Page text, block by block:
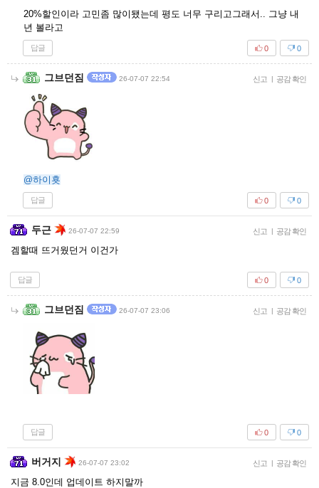
20%할인이라 고민좀 많이됐는데 평도 너무 구리고그래서.. 그냥 내
년 볼라고
답글 0
0
그브던짐 26-07-07 22:54 신고 | 공감 확인
@하이횻
답글 0
0
두근 26-07-07 22:59 신고 | 공감 확인
겜할때 뜨거웠던거 이건가
답글 0
0
그브던짐 26-07-07 23:06 신고 | 공감 확인
답글 0
0
버거지 26-07-07 23:02 신고 | 공감 확인
지금 8.0인데 업데이트 하지말까